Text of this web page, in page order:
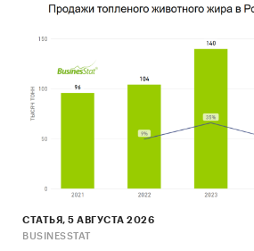
Guangzhou Fu De Lu trading,
plastic, Ningbo Johnshen
Xuzhou Linhai pencils, Zhejiang
Zhejiang Huangyan Xinchao
При подготовке обзора
Федеральная служба
СТАТЬЯ, 5 АВГУСТА 2026
BUSINESSTAT